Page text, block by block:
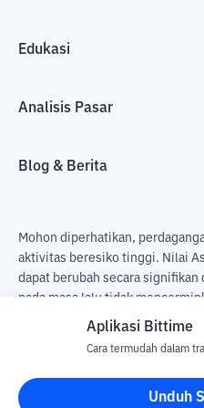
Edukasi
Analisis Pasar
Blog & Berita
Mohon diperhatikan,
aktivitas beresiko tinggi. Nilai
dapat berubah secara
pada masa lalu tidak
Terdapat risiko kehilangan
pengguna. PT Utama Aset
bertanggung jawab atas
Kripto.
Aplikasi Bittime
Cara termudah dalam
Unduh